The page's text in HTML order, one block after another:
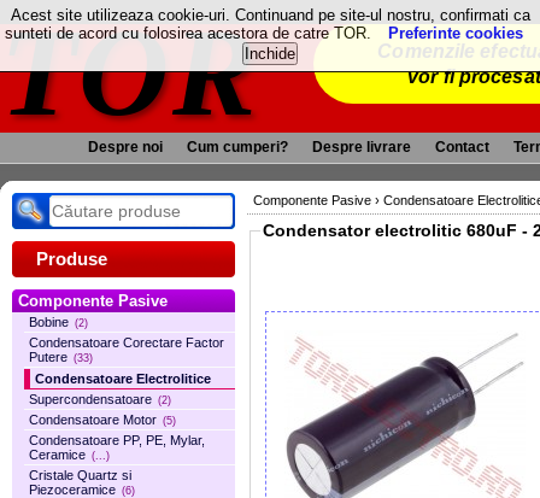
TOR
Comenzile
vor fi
Despre noi Cum cumperi? Despre livrare Contact
Produse
Componente Pasive
Bobine (2)
Condensatoare Corectare Factor
Putere (33)
Condensatoare Electrolitice
Supercondensatoare (2)
Condensatoare Motor (5)
Condensatoare PP, PE, Mylar,
Ceramice (...)
Cristale Quartz si
Piezoceramice (6)
Componente Pasive › Condensatoare
Acest site utilizeaza cookie-uri. Continuand pe site-ul nostru, confirmati ca
sunteti de acord cu folosirea acestora de catre TOR.
Preferinte cookies